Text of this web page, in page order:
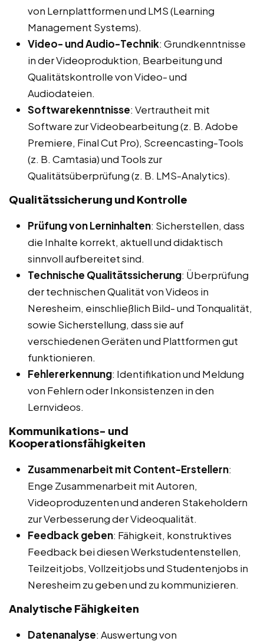
von Lernplattformen und LMS (Learning
Management Systems).
Video- und Audio-Technik: Grundkenntnisse
in der Videoproduktion, Bearbeitung und
Qualitätskontrolle von Video- und
Audiodateien.
Softwarekenntnisse: Vertrautheit mit
Software zur Videobearbeitung (z. B. Adobe
Premiere, Final Cut Pro), Screencasting-Tools
(z. B. Camtasia) und Tools zur
Qualitätsüberprüfung (z. B. LMS-Analytics).
Qualitätssicherung und Kontrolle
Prüfung von Lerninhalten: Sicherstellen, dass
die Inhalte korrekt, aktuell und didaktisch
sinnvoll aufbereitet sind.
Technische Qualitätssicherung: Überprüfung
der technischen Qualität von Videos in
Neresheim, einschließlich Bild- und Tonqualität,
sowie Sicherstellung, dass sie auf
verschiedenen Geräten und Plattformen gut
funktionieren.
Fehlererkennung: Identifikation und Meldung
von Fehlern oder Inkonsistenzen in den
Lernvideos.
Kommunikations- und
Kooperationsfähigkeiten
Zusammenarbeit mit Content-Erstellern:
Enge Zusammenarbeit mit Autoren,
Videoproduzenten und anderen Stakeholdern
zur Verbesserung der Videoqualität.
Feedback geben: Fähigkeit, konstruktives
Feedback bei diesen Werkstudentenstellen,
Teilzeitjobs, Vollzeitjobs und Studentenjobs in
Neresheim zu geben und zu kommunizieren.
Analytische Fähigkeiten
Datenanalyse: Auswertung von